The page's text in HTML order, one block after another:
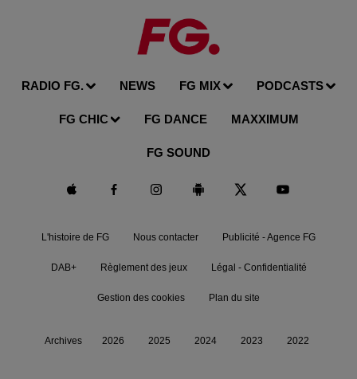
RADIO FG. NEWS FG MIX PODCASTS
FG CHIC FG DANCE MAXXIMUM
FG SOUND
L'histoire de FG Nous contacter Publicité - Agence FG
DAB+ Règlement des jeux Légal - Confidentialité
Gestion des cookies Plan du site
Archives 2026 2025 2024 2023 2022